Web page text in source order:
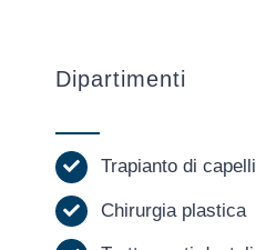
Dipartimenti
Trapianto di capelli
Chirurgia plastica